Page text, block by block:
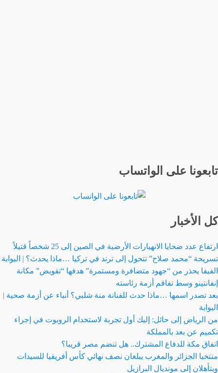
تابعونا على الواتساب
كل الأخبار
ارتفاع عدد ضحايا الانهيارات الأرضية في الصين إلى 25 شخصاً قتيلاً
تسريحة “محمد صلاح” تتحول إلى ترند في تركيا …ماذا يحدث؟ | البوابة
الفيفا يحذر من “جهود متضافرة ومستمرة” هدفها “تقويض” مكانة
إنفانتينو وسط تفاقم أزمة رئاسته
بعد تصدر اسمها …ماذا حدث للفنانة منة شلبي؟ أنباء عن أزمة صحية |
البوابة
من الرياض إلى حائل: إليك أول تجربة لاستخدام الروبوت في إجراء
تكميم عن بعد بالمملكة
اتفاق مكة للدفاع المشترك.. هل تنضم مصر قريبا؟
منتخبا الجزائر والمغرب يبلغان نصف نهائي كأس أفريقيا للسيدات
ويتأهلان إلى مونديال البرازيل